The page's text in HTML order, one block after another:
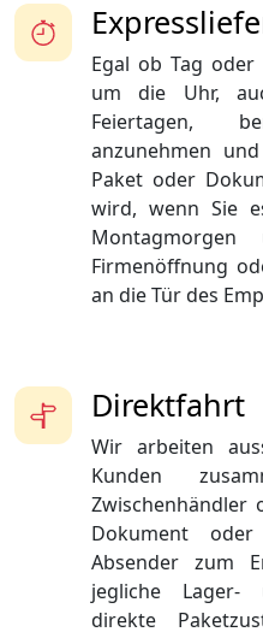
Direktfahrt
Wir arbeiten
Kunden
Dokument
Absender zum
jegliche Lager-
direkte
Egal ob Tag
um die Uhr,
Feiertagen,
anzunehmen
Paket oder
wird, wenn Sie
Firmenöffnung
an die Tür des